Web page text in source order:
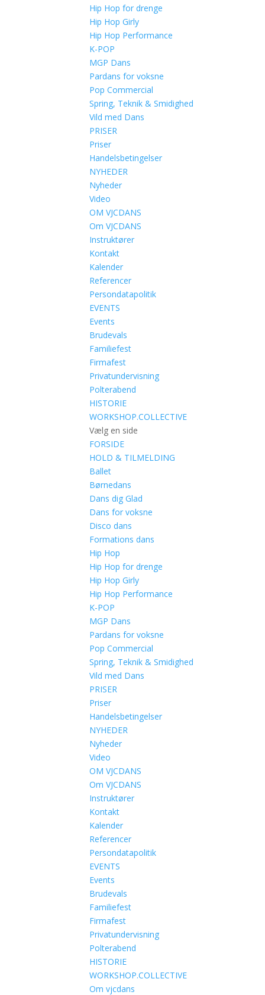
Hip Hop for drenge
Hip Hop Girly
Hip Hop Performance
K-POP
MGP Dans
Pardans for voksne
Pop Commercial
Spring, Teknik & Smidighed
Vild med Dans
PRISER
Priser
Handelsbetingelser
NYHEDER
Nyheder
Video
OM VJCDANS
Om VJCDANS
Instruktører
Kontakt
Kalender
Referencer
Persondatapolitik
EVENTS
Events
Brudevals
Familiefest
Firmafest
Privatundervisning
Polterabend
HISTORIE
WORKSHOP.COLLECTIVE
Vælg en side
FORSIDE
HOLD & TILMELDING
Ballet
Børnedans
Dans dig Glad
Dans for voksne
Disco dans
Formations dans
Hip Hop
Hip Hop for drenge
Hip Hop Girly
Hip Hop Performance
K-POP
MGP Dans
Pardans for voksne
Pop Commercial
Spring, Teknik & Smidighed
Vild med Dans
PRISER
Priser
Handelsbetingelser
NYHEDER
Nyheder
Video
OM VJCDANS
Om VJCDANS
Instruktører
Kontakt
Kalender
Referencer
Persondatapolitik
EVENTS
Events
Brudevals
Familiefest
Firmafest
Privatundervisning
Polterabend
HISTORIE
WORKSHOP.COLLECTIVE
Om vjcdans